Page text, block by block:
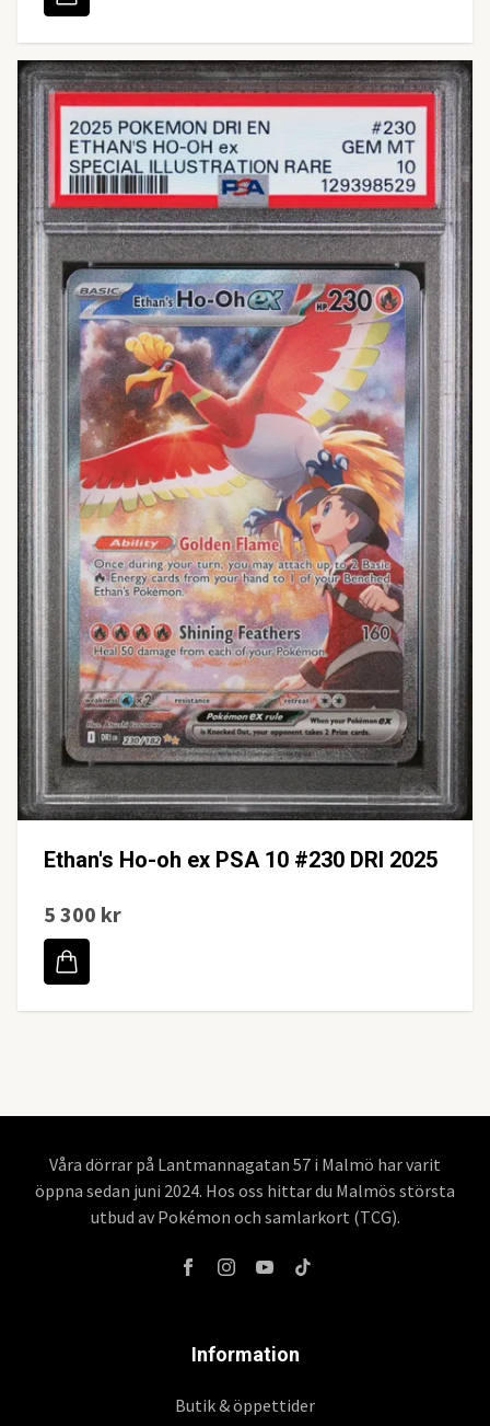
Ethan's Ho-oh ex PSA 10 #230 DRI 2025
5 300 kr
Våra dörrar på Lantmannagatan 57 i Malmö har varit
öppna sedan juni 2024. Hos oss hittar du Malmös största
utbud av Pokémon och samlarkort (TCG).
Information
Butik & öppettider